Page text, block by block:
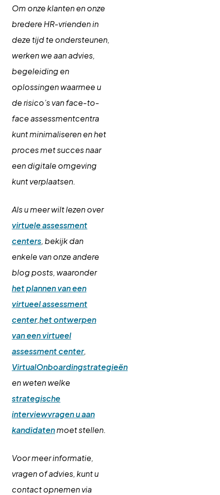
Om onze klanten en onze
bredere HR-vrienden in
deze tijd te ondersteunen,
werken we aan advies,
begeleiding en
oplossingen waarmee u
de risico’s van face-to-
face assessmentcentra
kunt minimaliseren en het
proces met succes naar
een digitale omgeving
kunt verplaatsen.
Als u meer wilt lezen over
virtuele assessment
centers, bekijk dan
enkele van onze andere
blog posts, waaronder
het plannen van een
virtueel assessment
center,het ontwerpen
van een virtueel
assessment center,
VirtualOnboardingstrategieën
en weten welke
strategische
interviewvragen u aan
kandidatenmoet stellen.
Voor meer informatie,
vragen of advies, kunt u
contact opnemen via